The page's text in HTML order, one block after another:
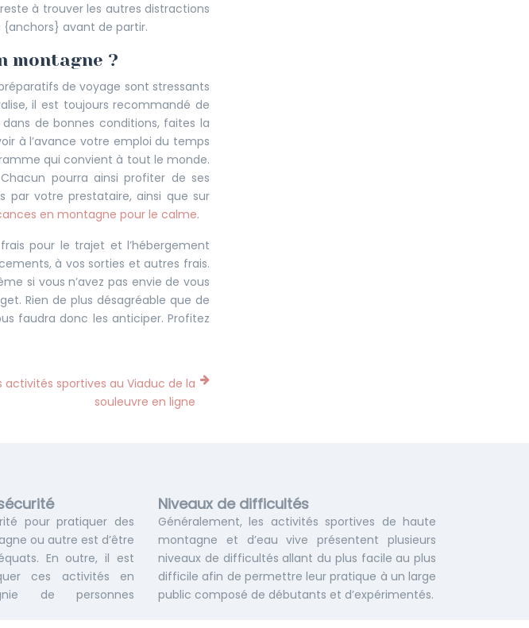
à trouver les autres distractions
{anchors} avant de partir.
montagne ?
de voyage sont stressants
il est toujours recommandé de
de bonnes conditions, faites la
à l’avance votre emploi du temps
qui convient à tout le monde.
pourra ainsi profiter de ses
par votre prestataire, ainsi que sur
en montagne pour le calme.
pour le trajet et l’hébergement
à vos sorties et autres frais.
si vous n’avez pas envie de vous
Rien de plus désagréable que de
faudra donc les anticiper. Profitez
activités sportives au Viaduc de la
souleuvre en ligne
pour pratiquer des
ou autre est d’être
En outre, il est
ces activités en
de personnes
Niveaux de difficultés
Généralement, les activités sportives de haute
montagne et d’eau vive présentent plusieurs
niveaux de difficultés allant du plus facile au plus
difficile afin de permettre leur pratique à un large
public composé de débutants et d’expérimentés.